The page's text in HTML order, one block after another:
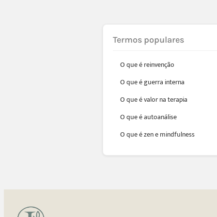
Termos populares
O que é reinvenção
O que é guerra interna
O que é valor na terapia
O que é autoanálise
O que é zen e mindfulness